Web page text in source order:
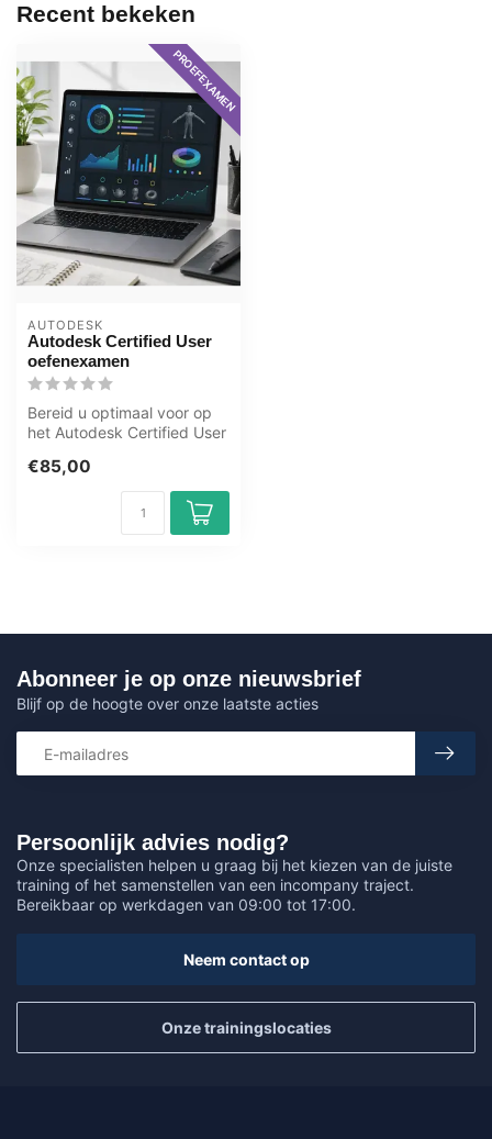
Recent bekeken
PROEFEXAMEN
AUTODESK
Autodesk Certified User
oefenexamen
Bereid u optimaal voor op
het Autodesk Certified User
oef...
€85,00
Persoonlijk advies nodig?
Onze specialisten helpen u graag bij het kiezen van de juiste
training of het samenstellen van een incompany traject.
Bereikbaar op werkdagen van 09:00 tot 17:00.
Neem contact op
Onze trainingslocaties
Abonneer je op onze nieuwsbrief
Blijf op de hoogte over onze laatste acties